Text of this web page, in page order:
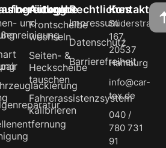
und
Autoglas
Frontscheibe
wechseln
Seiten- &
Heckscheibe
tauschen
Fahrerassistenzsystem
kalibrieren
Rechtliches
Impressum
Datenschutz
Barrierefreiheit
Kontakt
Süderstraße
167,
20537
Hamburg
info@car-
tex.de
040 /
780 731
91